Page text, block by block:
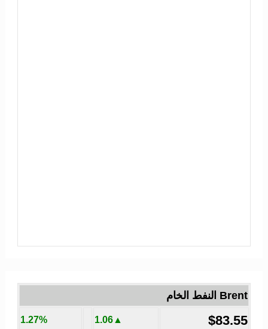
Brent النفط الخام
$83.55
▲1.06
1.27%